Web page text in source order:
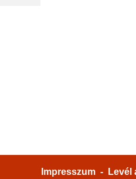
Impresszum -
Levél